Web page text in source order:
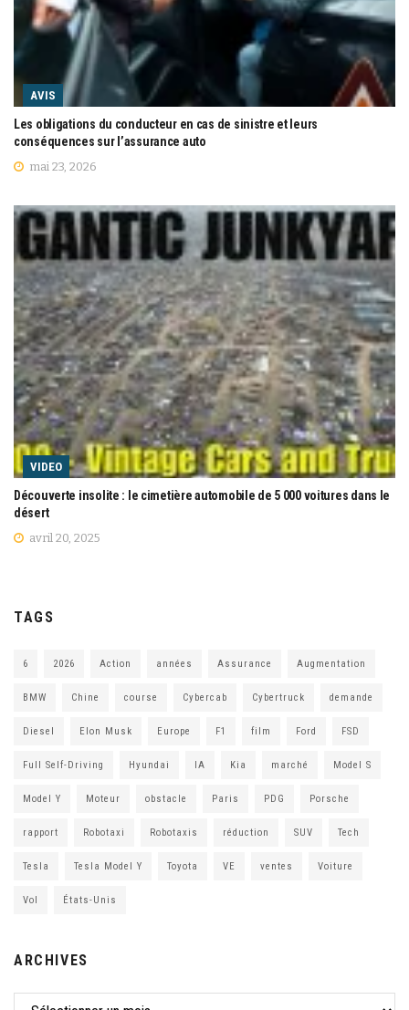
AVIS
Les obligations du conducteur en cas de sinistre et leurs
conséquences sur l’assurance auto
mai 23, 2026
VIDEO
Découverte insolite : le cimetière automobile de 5 000 voitures dans le
désert
avril 20, 2025
TAGS
6 2026 Action années Assurance Augmentation
BMW Chine course Cybercab Cybertruck demande
Diesel Elon Musk Europe F1 film Ford FSD
Full Self-Driving Hyundai IA Kia marché Model S
Model Y Moteur obstacle Paris PDG Porsche
rapport Robotaxi Robotaxis réduction SUV Tech
Tesla Tesla Model Y Toyota VE ventes Voiture
Vol États-Unis
ARCHIVES